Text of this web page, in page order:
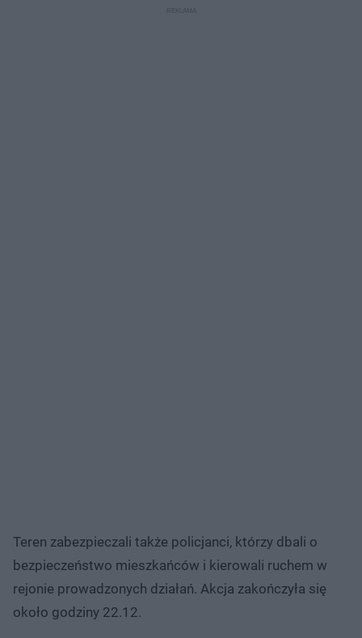
Teren zabezpieczali także policjanci, którzy dbali o
bezpieczeństwo mieszkańców i kierowali ruchem w
rejonie prowadzonych działań. Akcja zakończyła się
około godziny 22.12.